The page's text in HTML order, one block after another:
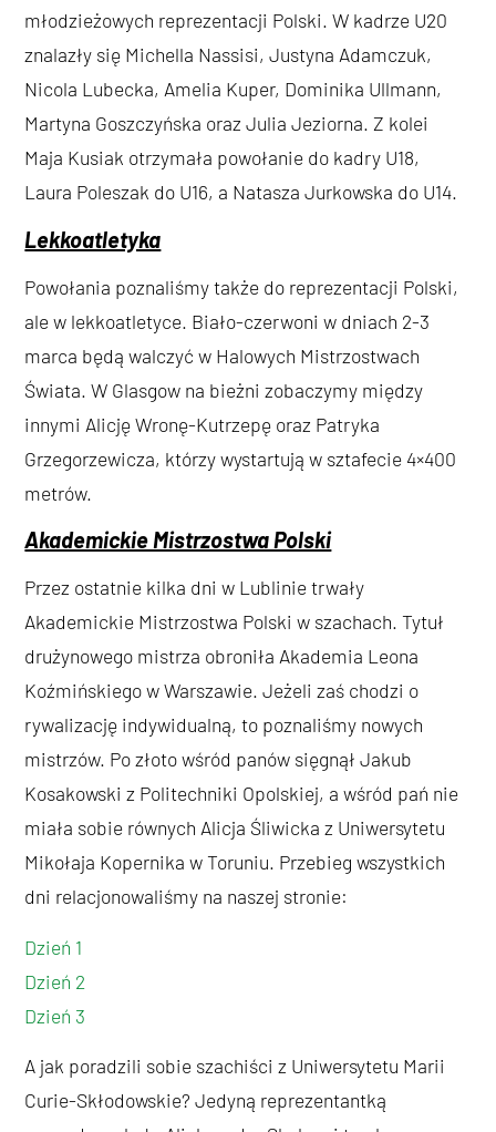
młodzieżowych reprezentacji Polski. W kadrze U20
znalazły się Michella Nassisi, Justyna Adamczuk,
Nicola Lubecka, Amelia Kuper, Dominika Ullmann,
Martyna Goszczyńska oraz Julia Jeziorna. Z kolei
Maja Kusiak otrzymała powołanie do kadry U18,
Laura Poleszak do U16, a Natasza Jurkowska do U14.
Lekkoatletyka
Powołania poznaliśmy także do reprezentacji Polski,
ale w lekkoatletyce. Biało-czerwoni w dniach 2-3
marca będą walczyć w Halowych Mistrzostwach
Świata. W Glasgow na bieżni zobaczymy między
innymi Alicję Wronę-Kutrzepę oraz Patryka
Grzegorzewicza, którzy wystartują w sztafecie 4×400
metrów.
Akademickie Mistrzostwa Polski
Przez ostatnie kilka dni w Lublinie trwały
Akademickie Mistrzostwa Polski w szachach. Tytuł
drużynowego mistrza obroniła Akademia Leona
Koźmińskiego w Warszawie. Jeżeli zaś chodzi o
rywalizację indywidualną, to poznaliśmy nowych
mistrzów. Po złoto wśród panów sięgnął Jakub
Kosakowski z Politechniki Opolskiej, a wśród pań nie
miała sobie równych Alicja Śliwicka z Uniwersytetu
Mikołaja Kopernika w Toruniu. Przebieg wszystkich
dni relacjonowaliśmy na naszej stronie:
Dzień 1
Dzień 2
Dzień 3
A jak poradzili sobie szachiści z Uniwersytetu Marii
Curie-Skłodowskie? Jedyną reprezentantką